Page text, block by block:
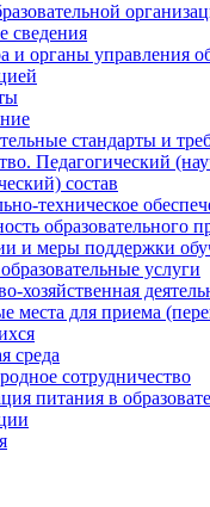
сведения
и органы управления
стандарты и
Педагогический
состав
техническое
образовательного
и меры поддержки
услуги
хозяйственная
места для приема
среда
сотрудничество
питания в